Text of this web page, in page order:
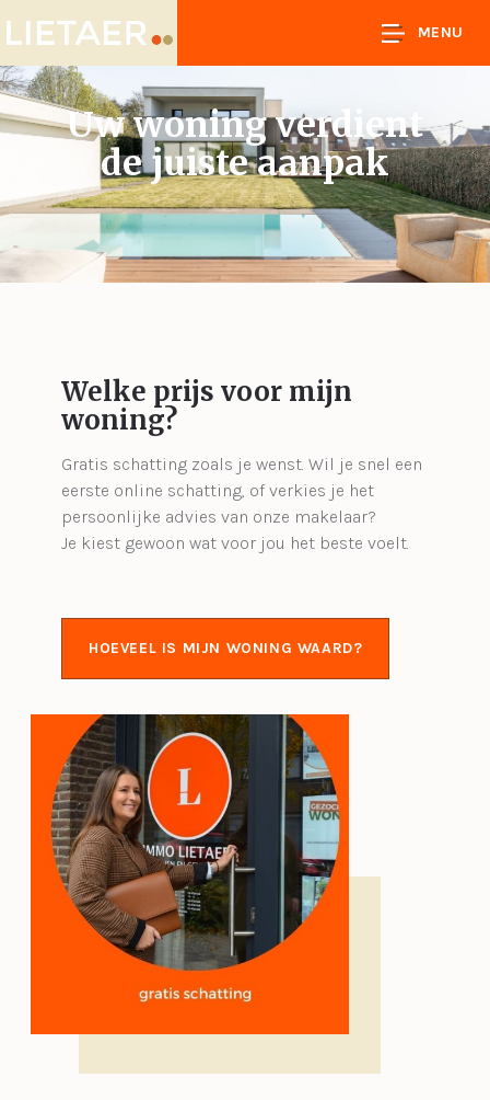
MENU
Uw woning verdient
de juiste aanpak
Welke prijs voor mijn
woning?
Gratis schatting zoals je wenst. Wil je snel een
eerste online schatting, of verkies je het
persoonlijke advies van onze makelaar?
Je kiest gewoon wat voor jou het beste voelt.
HOEVEEL IS MIJN WONING WAARD?